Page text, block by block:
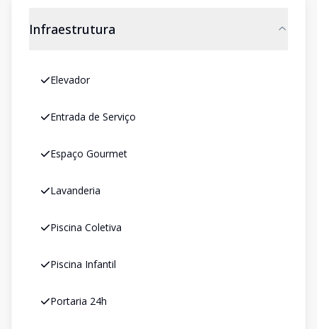
Infraestrutura
Elevador
Entrada de Serviço
Espaço Gourmet
Lavanderia
Piscina Coletiva
Piscina Infantil
Portaria 24h